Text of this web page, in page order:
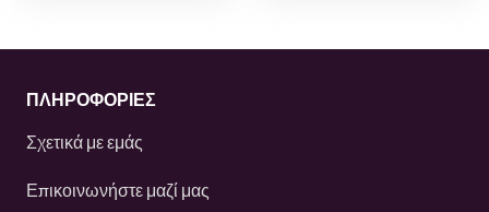
ΠΛΗΡΟΦΟΡΙΕΣ
Σχετικά με εμάς
Επικοινωνήστε μαζί μας